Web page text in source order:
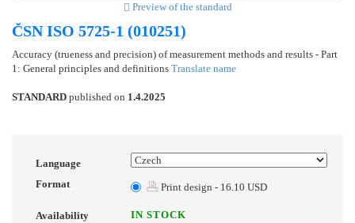
Preview of the standard
ČSN ISO 5725-1 (010251)
Accuracy (trueness and precision) of measurement methods and results - Part
1: General principles and definitions Translate name
STANDARD published on 1.4.2025
Language
Format
Print design - 16.10 USD
Availability IN STOCK